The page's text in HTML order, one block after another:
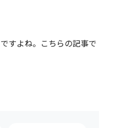
すよね。こちらの記事で